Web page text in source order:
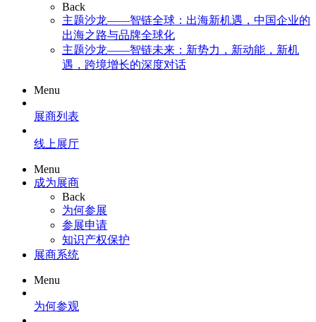
Back
主题沙龙——智链全球：出海新机遇，中国企业的
出海之路与品牌全球化
主题沙龙——智链未来：新势力，新动能，新机
遇，跨境增长的深度对话
Menu
展商列表
线上展厅
Menu
成为展商
Back
为何参展
参展申请
知识产权保护
展商系统
Menu
为何参观